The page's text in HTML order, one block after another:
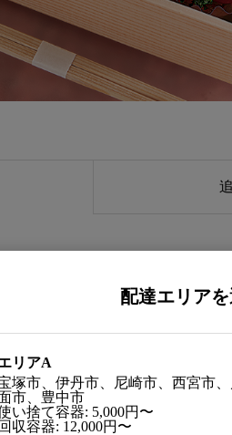
により内容は変わります。詳し
鶏肉・豚肉・えび・オレンジ・
配達エリア
リアA
塚市、伊丹市、尼崎市、西宮市
市、豊中市
い捨て容器: 5,000円〜
回収容器: 12,000円〜